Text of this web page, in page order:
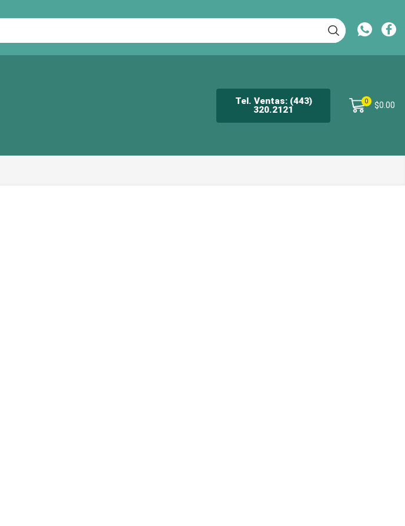
Tel. Ventas: (443)
320.2121
0 $0.00